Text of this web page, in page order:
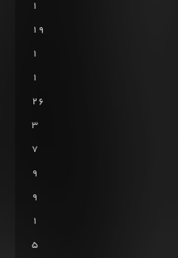
1
19
1
1
26
3
7
9
9
1
5